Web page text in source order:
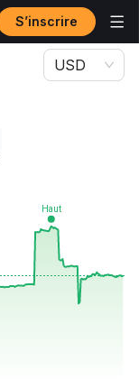
S’inscrire
USD